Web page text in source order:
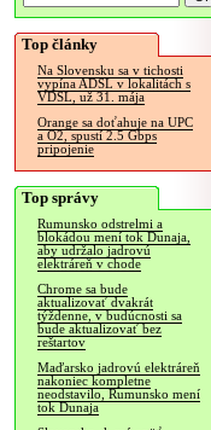
Top články
Na Slovensku sa v tichosti
vypína ADSL v lokalitách s
VDSL, už 31. mája
Orange sa doťahuje na UPC
a O2, spustí 2.5 Gbps
pripojenie
Top správy
Rumunsko odstrelmi a
blokádou mení tok Dunaja,
aby udržalo jadrovú
elektráreň v chode
Chrome sa bude
aktualizovať dvakrát
týždenne, v budúcnosti sa
bude aktualizovať bez
reštartov
Maďarsko jadrovú elektráreň
nakoniec kompletne
neodstavilo, Rumunsko mení
tok Dunaja